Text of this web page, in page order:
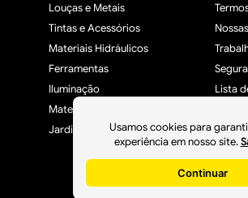
Usamos cookies para
experiência em nosso site.
Continuar
Louças e Metais
Tintas e Acessórios
Materiais Hidráulicos
Ferramentas
Iluminação
Materiais Elétricos
Jardim, Varanda e Lazer
Lista